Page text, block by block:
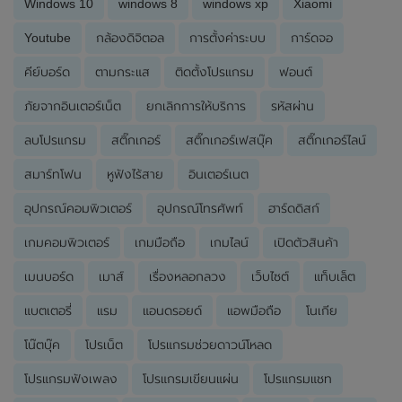
Windows 10 windows 8 windows xp Xiaomi
Youtube กล้องดิจิตอล การตั้งค่าระบบ การ์ดจอ
คีย์บอร์ด ตามกระแส ติดตั้งโปรแกรม ฟอนต์
ภัยจากอินเตอร์เน็ต ยกเลิกการให้บริการ รหัสผ่าน
ลบโปรแกรม สติ๊กเกอร์ สติ๊กเกอร์เฟสบุ๊ค สติ๊กเกอร์ไลน์
สมาร์ทโฟน หูฟังไร้สาย อินเตอร์เนต
อุปกรณ์คอมพิวเตอร์ อุปกรณ์โทรศัพท์ ฮาร์ดดิสก์
เกมคอมพิวเตอร์ เกมมือถือ เกมไลน์ เปิดตัวสินค้า
เมนบอร์ด เมาส์ เรื่องหลอกลวง เว็บไซต์ แท็บเล็ต
แบตเตอรี่ แรม แอนดรอยด์ แอพมือถือ โนเกีย
โน๊ตบุ๊ค โปรเน็ต โปรแกรมช่วยดาวน์โหลด
โปรแกรมฟังเพลง โปรแกรมเขียนแผ่น โปรแกรมแชท